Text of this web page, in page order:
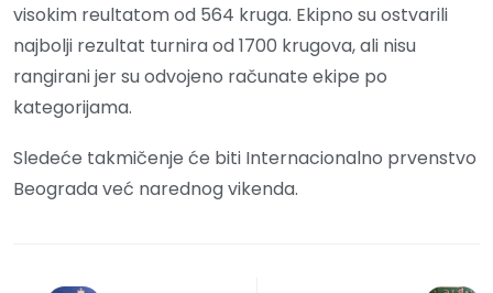
visokim reultatom od 564 kruga. Ekipno su ostvarili
najbolji rezultat turnira od 1700 krugova, ali nisu
rangirani jer su odvojeno računate ekipe po
kategorijama.
Sledeće takmičenje će biti Internacionalno prvenstvo
Beograda već narednog vikenda.